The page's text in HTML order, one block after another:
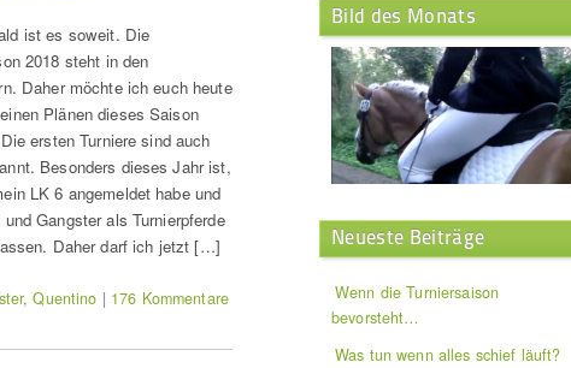
ist es soweit. Die
2018 steht in den
Daher möchte ich euch heute
Plänen dieses Saison
ersten Turniere sind auch
Besonders dieses Jahr ist,
LK 6 angemeldet habe und
Gangster als Turnierpferde
Daher darf ich jetzt […]
,Quentino | 176 Kommentare
Bild des Monats
Neueste Beiträge
Wenn die Turniersaison
bevorsteht…
Was tun wenn alles schief läuft?